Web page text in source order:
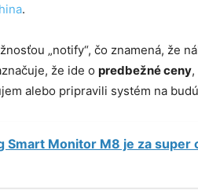
.
„notify“, čo znamená, že
že ide o predbežné ceny
alebo pripravili systém na
Smart Monitor M8 je za super